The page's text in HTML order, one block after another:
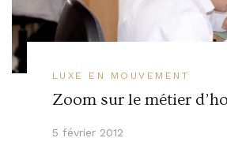
LUXE EN MOUVEMENT
Zoom sur le métier
5 février 2012